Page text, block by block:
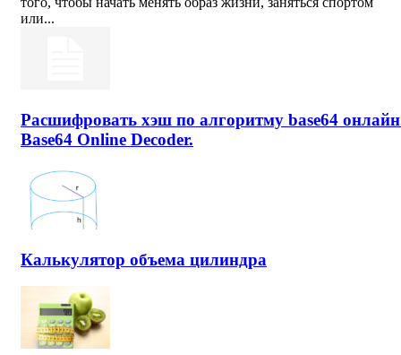
или...
Расшифровать хэш по алгоритму base64
Base64 Online Decoder.
Калькулятор объема цилиндра